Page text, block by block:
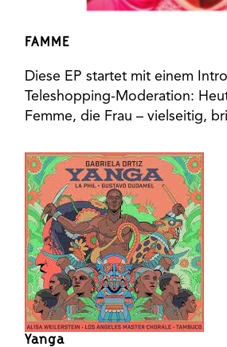
FAMME
Diese EP startet mit einem
Teleshopping-Moderation:
Femme, die Frau – vielseitig,
Yanga